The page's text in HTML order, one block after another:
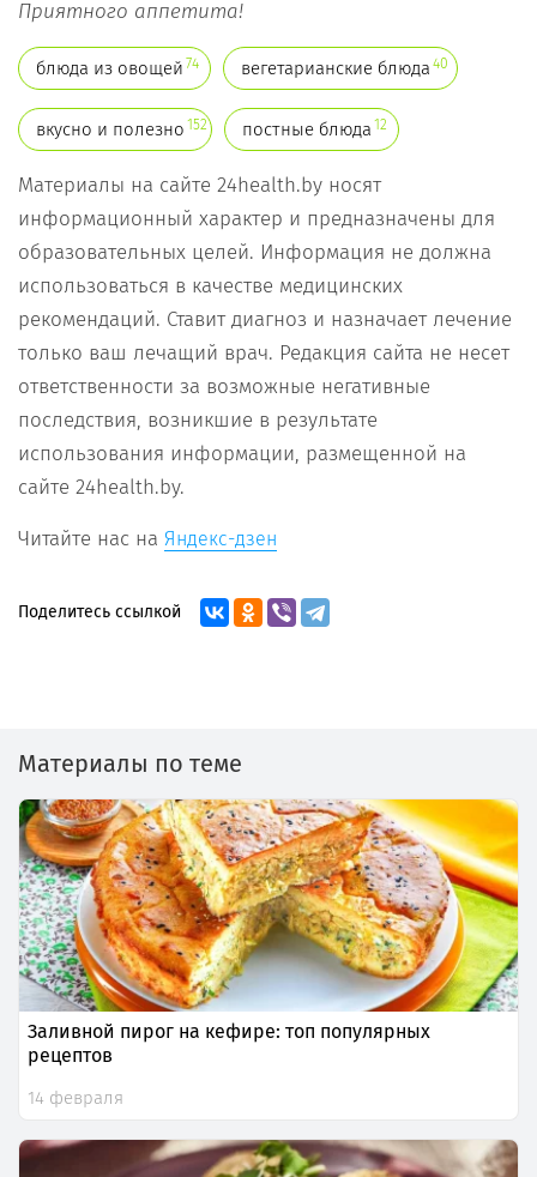
Приятного аппетита!
блюда из овощей 74 вегетарианские блюда 40
вкусно и полезно 152 постные блюда 12
Материалы на сайте 24health.by носят
информационный характер и предназначены для
образовательных целей. Информация не должна
использоваться в качестве медицинских
рекомендаций. Ставит диагноз и назначает лечение
только ваш лечащий врач. Редакция сайта не несет
ответственности за возможные негативные
последствия, возникшие в результате
использования информации, размещенной на
сайте 24health.by.
Читайте нас на Яндекс-дзен
Поделитесь ссылкой
Материалы по теме
Заливной пирог на кефире: топ популярных
рецептов
14 февраля